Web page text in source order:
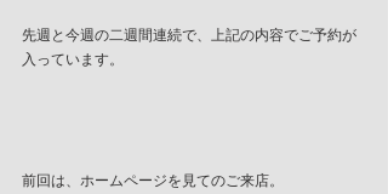
先週と今週の二週間連続で、上記の内容でご予約が
入っています。
前回は、ホームページを見てのご来店。